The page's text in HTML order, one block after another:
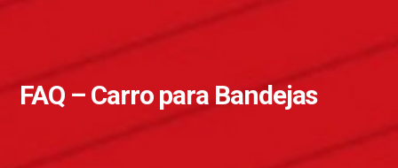
FAQ – Carro para Bandejas